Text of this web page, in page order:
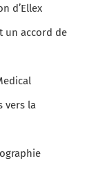
d’Ellex
un accord de
vers la